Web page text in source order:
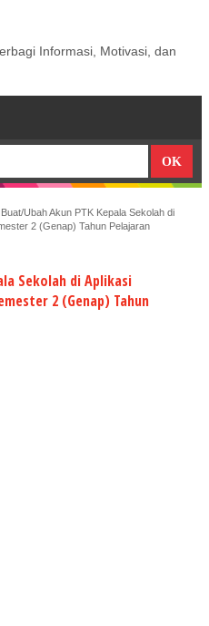
Informasi, Motivasi, dan
Ubah Akun PTK Kepala Sekolah di
2 (Genap) Tahun Pelajaran
Sekolah di Aplikasi
2 (Genap) Tahun